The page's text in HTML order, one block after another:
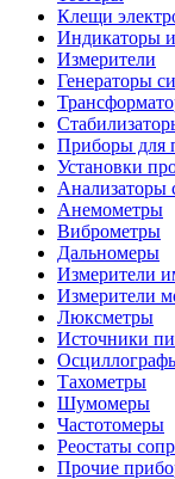
Клещи
Индикаторы и
Измерители
Генераторы
Приборы для
Установки
Анализаторы
Анемометры
Виброметры
Дальномеры
Измерители
Измерители
Люксметры
Источники
Тахометры
Шумомеры
Частотомеры
Реостаты
Прочие